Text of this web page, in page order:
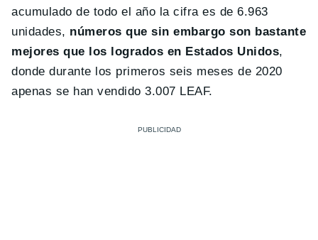
acumulado de todo el año la cifra es de 6.963
unidades, números que sin embargo son bastante
mejores que los logrados en Estados Unidos,
donde durante los primeros seis meses de 2020
apenas se han vendido 3.007 LEAF.